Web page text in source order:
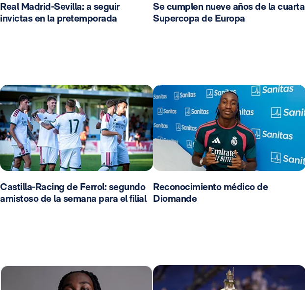
Real Madrid-Sevilla: a seguir
invictas en la pretemporada
Se cumplen nueve años de la cuarta
Supercopa de Europa
Castilla-Racing de Ferrol: segundo
amistoso de la semana para el filial
Reconocimiento médico de
Diomande